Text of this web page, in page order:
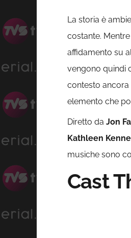
La storia è
costante.
affidamento su
vengono quindi
contesto ancora
elemento che
Diretto da Jon
Kathleen
musiche sono
Cast